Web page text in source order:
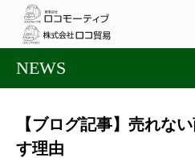
NEWS
【ブログ記事】売れな
す理由